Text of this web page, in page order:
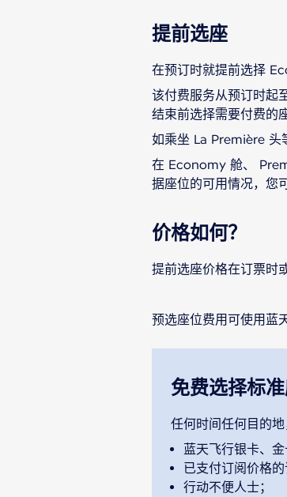
提前选座
在预订时就提前选择
该付费服务从预订时起
结束前选择需要付费的
如乘坐 La Première 头
在 Economy 舱、
据座位的可用情况，您
价格如何？
提前选座价格在订票时
预选座位费用可使用蓝
免费选择标
任何时间任何目的
蓝天飞行银卡、
已支付订阅价格的
行动不便人士；